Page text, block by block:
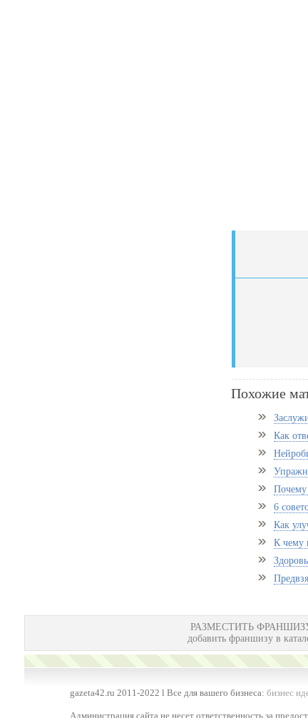
Похожие
Как
6
Как
К чему
РАЗМЕСТИТЬ
добавить франшизу в
gazeta42.ru 2011-2022 l Все для вашего бизнеса: бизнес
Администрация сайта не несет ответственность за